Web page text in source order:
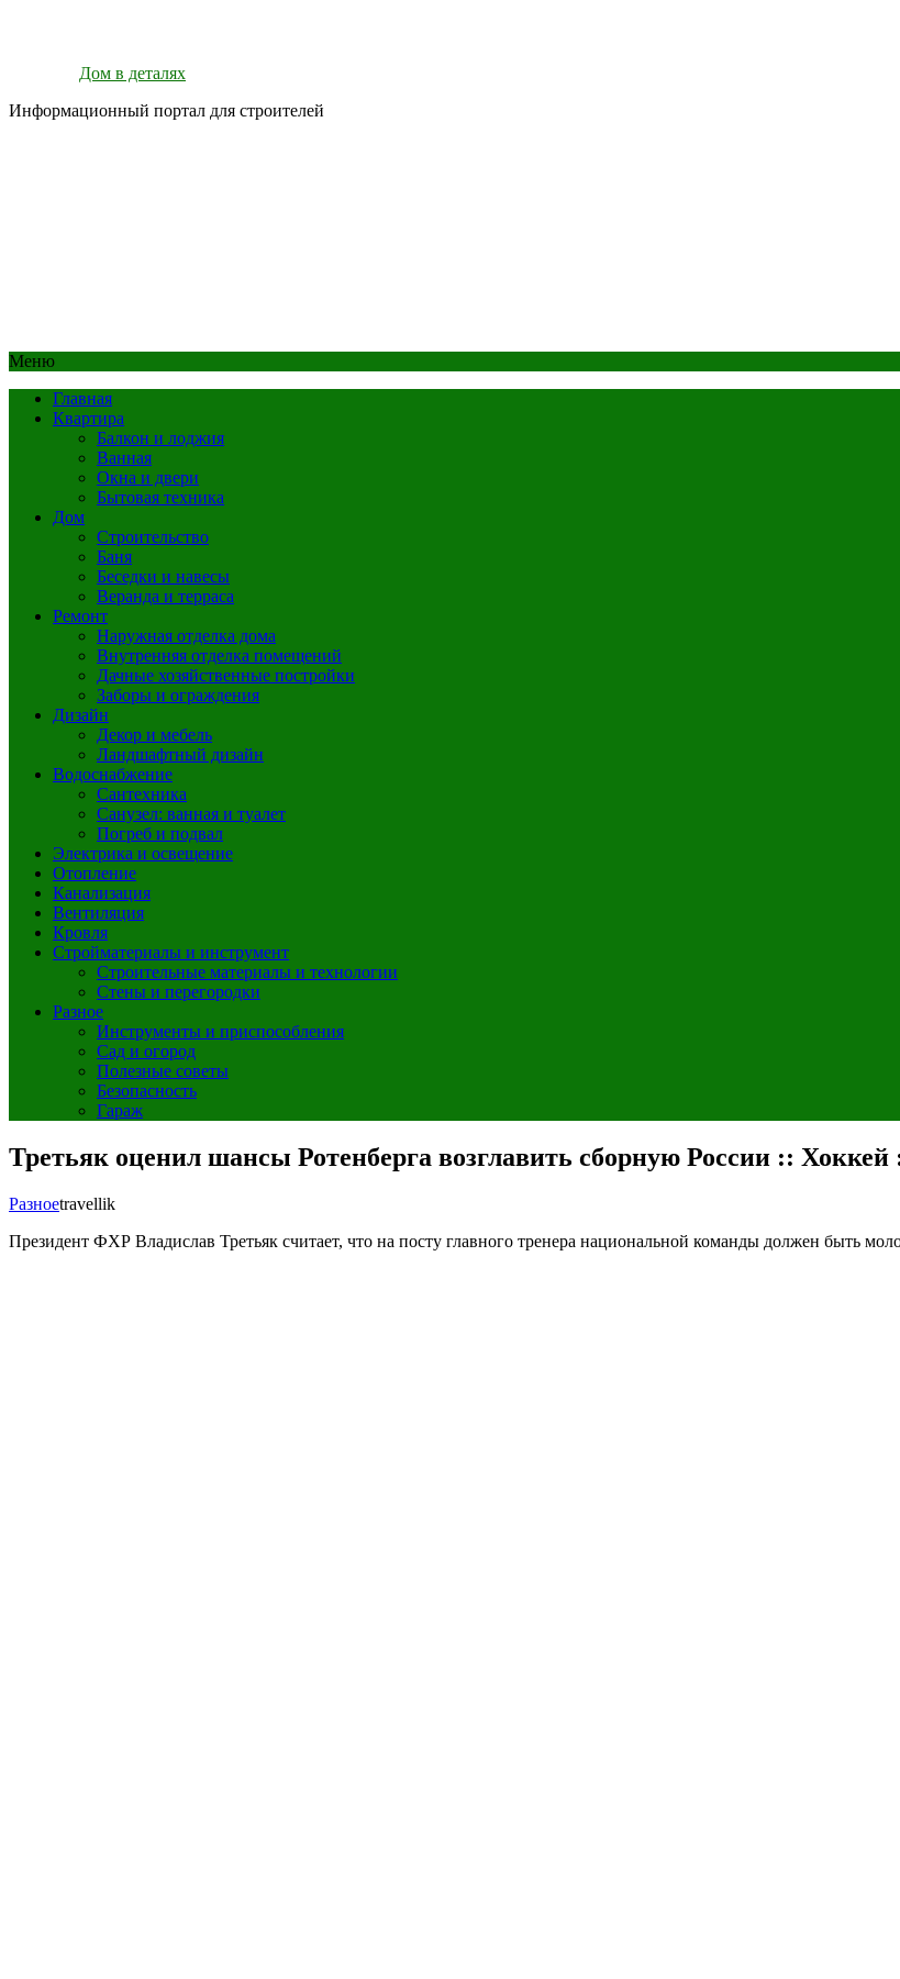
Дом в деталях
Информационный портал для строителей
Меню
Главная
Квартира
Балкон и лоджия
Ванная
Окна и двери
Бытовая техника
Дом
Строительство
Баня
Беседки и навесы
Веранда и терраса
Ремонт
Наружная отделка дома
Внутренняя отделка помещений
Дачные хозяйственные постройки
Заборы и ограждения
Дизайн
Декор и мебель
Ландшафтный дизайн
Водоснабжение
Сантехника
Санузел: ванная и туалет
Погреб и подвал
Электрика и освещение
Отопление
Канализация
Вентиляция
Кровля
Стройматериалы и инструмент
Строительные материалы и технологии
Стены и перегородки
Разное
Инструменты и приспособления
Сад и огород
Полезные советы
Безопасность
Гараж
Третьяк оценил шансы Ротенберга возглавить сборную России ::
Разноеtravellik
Президент ФХР Владислав Третьяк считает, что на посту главного тренера национальной команды должен быть